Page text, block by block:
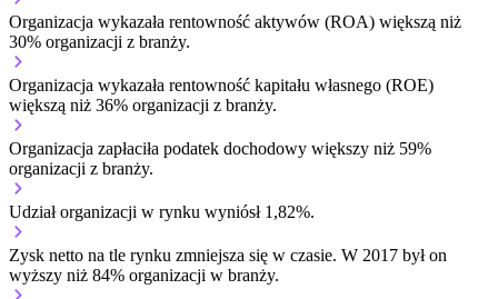
Organizacja wykazała rentowność aktywów (ROA) większą niż
30% organizacji z branży.
Organizacja wykazała rentowność kapitału własnego (ROE)
większą niż 36% organizacji z branży.
Organizacja zapłaciła podatek dochodowy większy niż 59%
organizacji z branży.
Udział organizacji w rynku wyniósł 1,82%.
Zysk netto na tle rynku zmniejsza się w czasie. W 2017 był on
wyższy niż 84% organizacji w branży.